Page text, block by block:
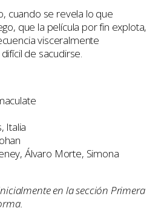
cuando se revela lo que
que la película por fin explota,
visceralmente
de sacudirse.
Italia
Álvaro Morte, Simona
en la sección Primera